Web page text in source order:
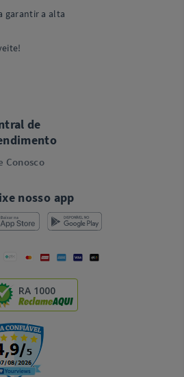
garantir a alta
de
Conosco
nosso app
RA 1000